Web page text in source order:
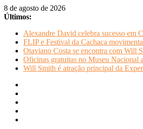
Pular
para
conteúdo
8 de agosto de 2026
Últimos:
Alexandre David celebra sucesso em
FLIP e Festival da Cachaça
Otaviano Costa se encontra com Will
Oficinas gratuitas no Museu Nacional
Will Smith é atração principal da